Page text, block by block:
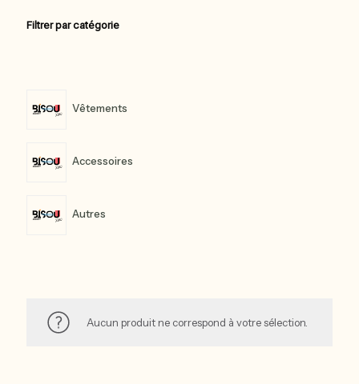
Filtrer par catégorie
Vêtements
Accessoires
Autres
Aucun produit ne correspond à votre sélection.